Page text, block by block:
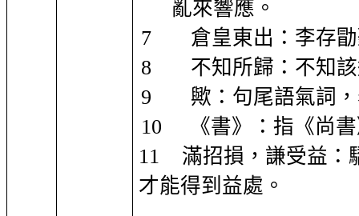
亂來響應。
7
倉皇東出：李存
8
不知所歸：不知
9
歟：句尾語氣詞
10
《書》：指《尚
11
滿招損，謙受益：
才能得到益處。